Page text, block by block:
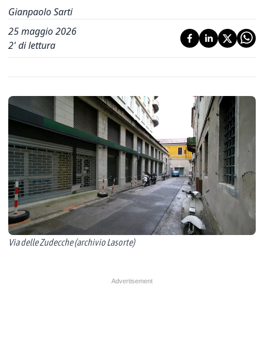
Gianpaolo Sarti
25 maggio 2026
2' di lettura
Via delle Zudecche (archivio Lasorte)